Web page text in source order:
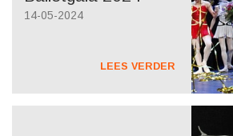
14-05-2024
LEES VERDER